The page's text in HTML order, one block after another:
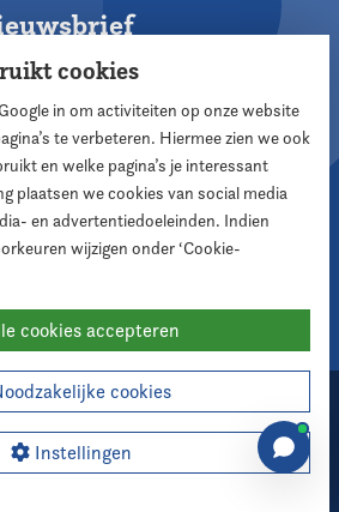
Vereniging voor Raadsleden
Cookie instellingen
cookies
in om activiteiten op onze website
te verbeteren. Hiermee zien we ook
en welke pagina’s je interessant
plaatsen we cookies van social media
en advertentiedoeleinden. Indien
wijzigen onder ‘Cookie-
cookies accepteren
cookies
Instellingen